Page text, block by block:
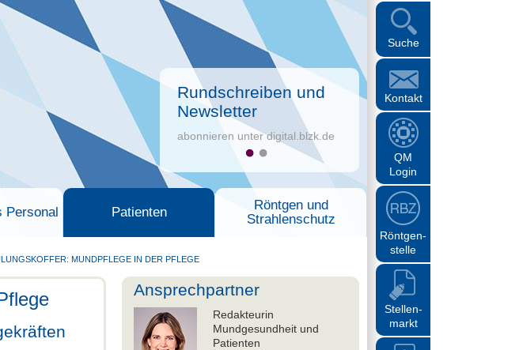
Suche
Kontakt
QM
Login
Röntgen-
stelle
Stellen-
markt
Rundschreiben und
Newsletter
abonnieren unter digital.blzk.de
Personal Patienten
Röntgen und
Strahlenschutz
MUNDPFLEGE IN DER PFLEGE
Ansprechpartner
Redakteurin
Mundgesundheit und
Patienten